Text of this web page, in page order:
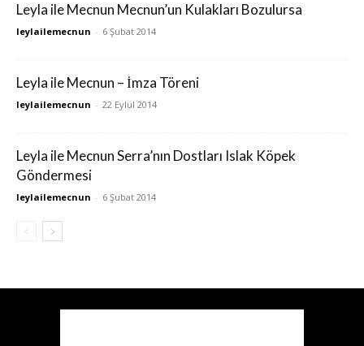
Leyla ile Mecnun Mecnun’un Kulakları Bozulursa
leylailemecnun - 6 Şubat 2014
Leyla ile Mecnun – İmza Töreni
leylailemecnun - 22 Eylül 2014
Leyla ile Mecnun Serra’nın Dostları Islak Köpek
Göndermesi
leylailemecnun - 6 Şubat 2014